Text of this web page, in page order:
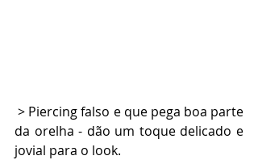
> Piercing falso e que pega boa parte
da orelha - dão um toque delicado e
jovial para o look.